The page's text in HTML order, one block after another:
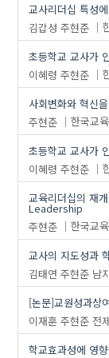
교사리더십 특성
김갑성 주현준
초등학교 교사가
이혜령 주현준
사회변화와 혁신
주현준
한국교
초등학교 교사가
이혜령 주현준
교육리더십의 재
Leadership
주현준
한국교
교사의 지도성과
김태연 주현준 남
[논문]교원성과상
이재훈 주현준 전
학교효과성에 영